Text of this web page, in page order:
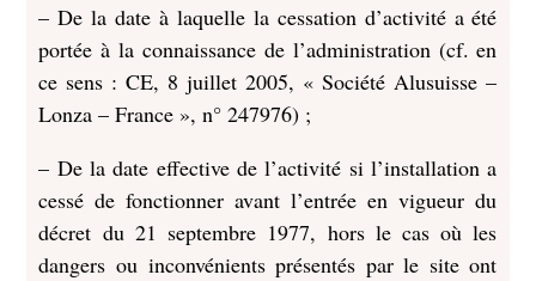
– De la date à laquelle la cessation d’activité a été
portée à la connaissance de l’administration (cf. en
ce sens : CE, 8 juillet 2005, « Société Alusuisse –
Lonza – France », n° 247976) ;
– De la date effective de l’activité si l’installation a
cessé de fonctionner avant l’entrée en vigueur du
décret du 21 septembre 1977, hors le cas où les
dangers ou inconvénients présentés par le site ont